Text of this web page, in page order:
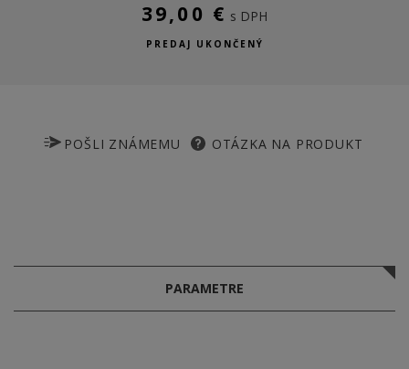
39,00 € s DPH
PREDAJ UKONČENÝ
POŠLI ZNÁMEMU OTÁZKA NA PRODUKT
PARAMETRE